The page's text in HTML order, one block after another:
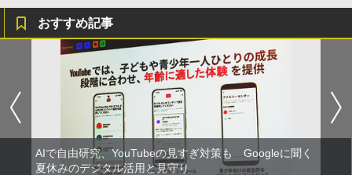
おすすめ記事
AIで自由研究、YouTubeの見すぎ対策も Googleに聞く
夏休みのデジタル活用と見守り